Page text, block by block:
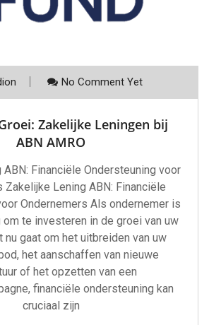
No Comment Yet
Zakelijke Leningen bij
ABN AMRO
Financiële Ondersteuning voor
Zakelijke Lening ABN: Financiële
Ondernemers Als ondernemer is
te investeren in de groei van uw
nu gaat om het uitbreiden van uw
het aanschaffen van nieuwe
of het opzetten van een
financiële ondersteuning kan
cruciaal zijn